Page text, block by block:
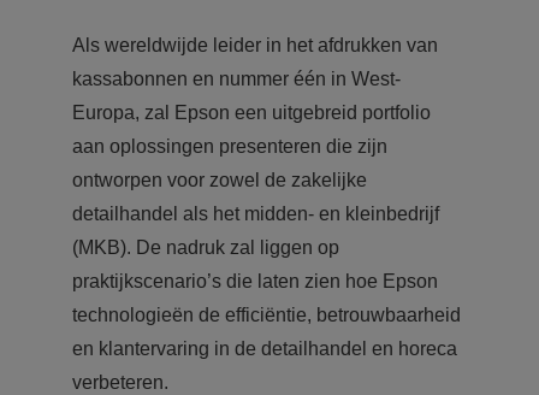
Als wereldwijde leider in het afdrukken van
kassabonnen en nummer één in West-
Europa, zal Epson een uitgebreid portfolio
aan oplossingen presenteren die zijn
ontworpen voor zowel de zakelijke
detailhandel als het midden- en kleinbedrijf
(MKB). De nadruk zal liggen op
praktijkscenario’s die laten zien hoe Epson
technologieën de efficiëntie, betrouwbaarheid
en klantervaring in de detailhandel en horeca
verbeteren.